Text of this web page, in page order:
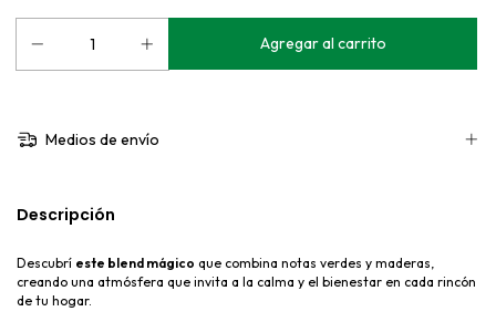
Medios de envío
Descripción
Descubrí este blend mágico que combina notas verdes y maderas,
creando una atmósfera que invita a la calma y el bienestar en cada rincón
de tu hogar.